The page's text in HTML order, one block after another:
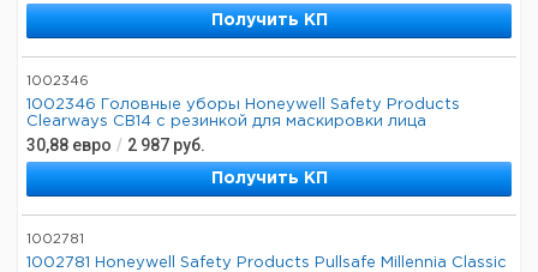
Получить КП
1002346
1002346 Головные уборы Honeywell Safety Products
Clearways CB14 с резинкой для маскировки лица
30,88 евро / 2 987 руб.
Получить КП
1002781
1002781 Honeywell Safety Products Pullsafe Millennia Classic